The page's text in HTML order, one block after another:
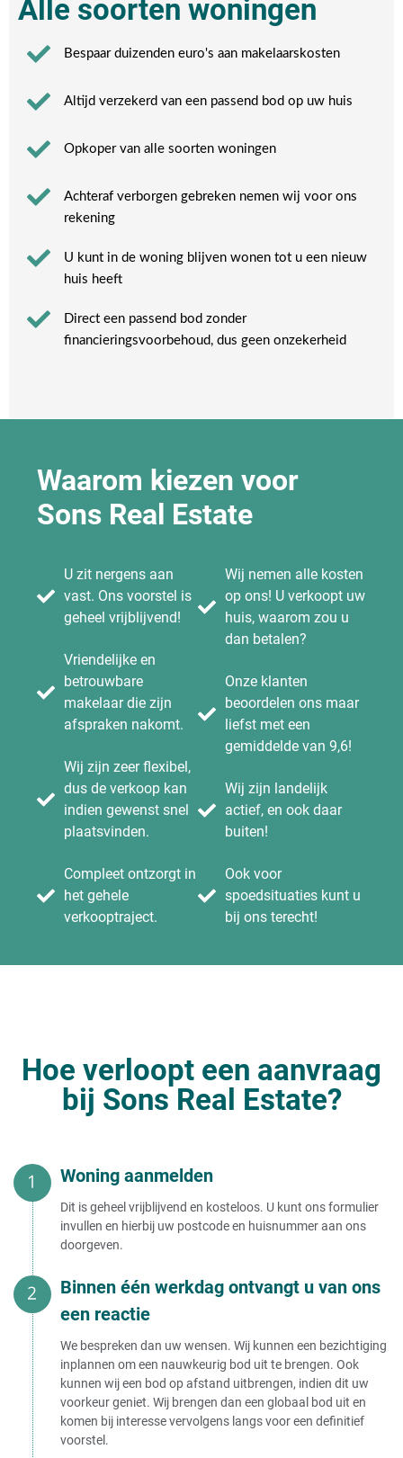
Alle soorten woningen
Bespaar duizenden euro's aan makelaarskosten
Altijd verzekerd van een passend bod op uw huis
Opkoper van alle soorten woningen
Achteraf verborgen gebreken nemen wij voor ons
rekening​
U kunt in de woning blijven wonen tot u een nieuw
huis heeft​
Direct een passend bod zonder
financieringsvoorbehoud, dus geen onzekerheid​
Waarom kiezen voor
Sons Real Estate
U zit nergens aan
vast. Ons voorstel is
geheel vrijblijvend!
Vriendelijke en
betrouwbare
makelaar die zijn
afspraken nakomt.
Wij zijn zeer flexibel,
dus de verkoop kan
indien gewenst snel
plaatsvinden.
Compleet ontzorgt in
het gehele
verkooptraject.
Wij nemen alle kosten
op ons! U verkoopt uw
huis, waarom zou u
dan betalen?
Onze klanten
beoordelen ons maar
liefst met een
gemiddelde van 9,6!
Wij zijn landelijk
actief, en ook daar
buiten!
Ook voor
spoedsituaties kunt u
bij ons terecht!
Hoe verloopt een aanvraag
bij Sons Real Estate?
Woning aanmelden
Dit is geheel vrijblijvend en kosteloos. U kunt ons formulier
invullen en hierbij uw postcode en huisnummer aan ons
doorgeven.
Binnen één werkdag ontvangt u van ons
een reactie
We bespreken dan uw wensen. Wij kunnen een bezichtiging
inplannen om een nauwkeurig bod uit te brengen. Ook
kunnen wij een bod op afstand uitbrengen, indien dit uw
voorkeur geniet. Wij brengen dan een globaal bod uit en
komen bij interesse vervolgens langs voor een definitief
voorstel.